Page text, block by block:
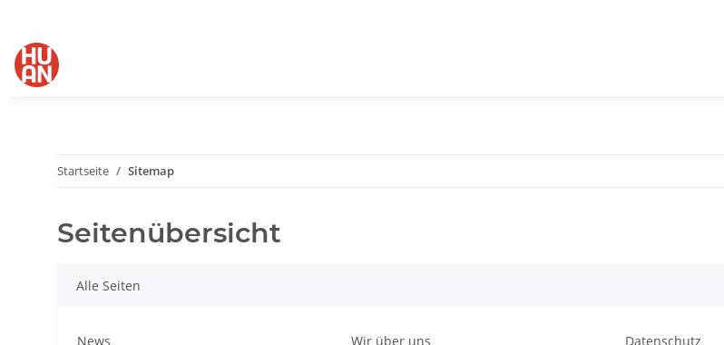
Startseite Sitemap
Seitenübersicht
Alle Seiten
News
Wir über uns
Datenschutz